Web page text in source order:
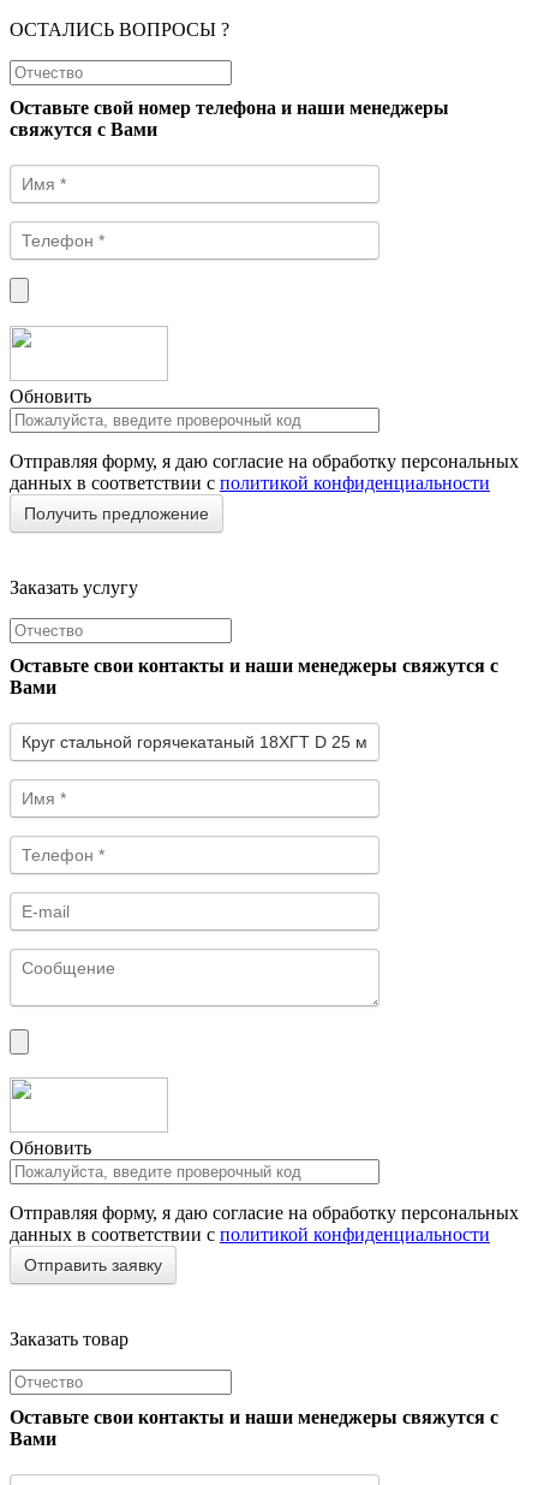
ОСТАЛИСЬ ВОПРОСЫ ?
Оставьте свой номер телефона и наши менеджеры
свяжутся с Вами
Обновить
Отправляя форму, я даю согласие на обработку персональных
данных в соответствии с политикой конфиденциальности
Заказать услугу
Оставьте свои контакты и наши менеджеры свяжутся с
Вами
Обновить
Отправляя форму, я даю согласие на обработку персональных
данных в соответствии с политикой конфиденциальности
Заказать товар
Оставьте свои контакты и наши менеджеры свяжутся с
Вами